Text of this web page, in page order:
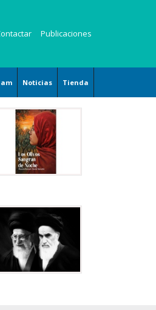
Publicaciones
Noticias Tienda